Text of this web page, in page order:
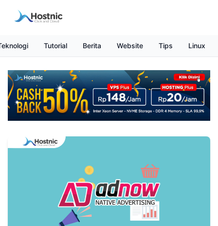
Tutorial Berita Website Tips Linux